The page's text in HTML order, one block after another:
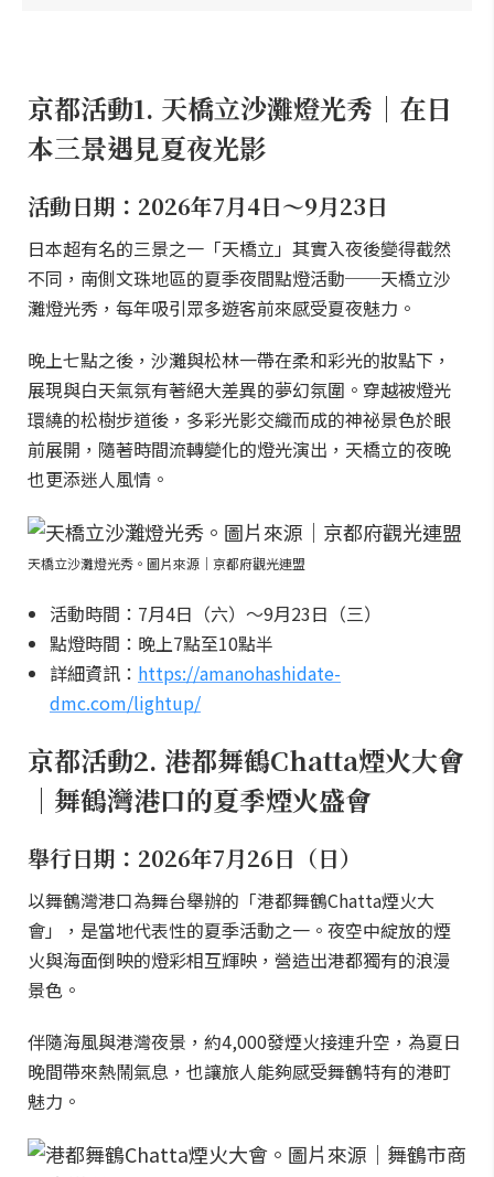
京都活動1. 天橋立沙灘燈光秀｜在日
本三景遇見夏夜光影
活動日期：2026年7月4日～9月23日
日本超有名的三景之一「天橋立」其實入夜後變得截然
不同，南側文珠地區的夏季夜間點燈活動──天橋立沙
灘燈光秀，每年吸引眾多遊客前來感受夏夜魅力。
晚上七點之後，沙灘與松林一帶在柔和彩光的妝點下，
展現與白天氣氛有著絕大差異的夢幻氛圍。穿越被燈光
環繞的松樹步道後，多彩光影交織而成的神祕景色於眼
前展開，隨著時間流轉變化的燈光演出，天橋立的夜晚
也更添迷人風情。
天橋立沙灘燈光秀。圖片來源｜京都府觀光連盟
活動時間：7月4日（六）～9月23日（三）
點燈時間：晚上7點至10點半
詳細資訊： https://amanohashidate-
dmc.com/lightup/
京都活動2. 港都舞鶴Chatta煙火大會
｜舞鶴灣港口的夏季煙火盛會
舉行日期：2026年7月26日（日）
以舞鶴灣港口為舞台舉辦的「港都舞鶴Chatta煙火大
會」，是當地代表性的夏季活動之一。夜空中綻放的煙
火與海面倒映的燈彩相互輝映，營造出港都獨有的浪漫
景色。
伴隨海風與港灣夜景，約4,000發煙火接連升空，為夏日
晚間帶來熱鬧氣息，也讓旅人能夠感受舞鶴特有的港町
魅力。